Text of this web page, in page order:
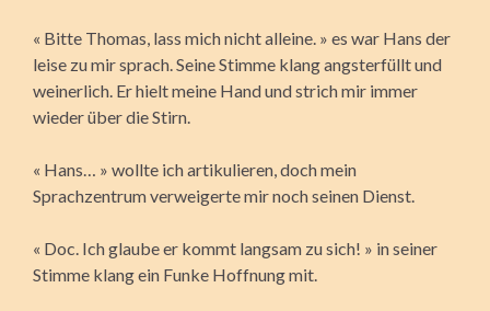
« Bitte Thomas, lass mich nicht alleine. » es war Hans der
leise zu mir sprach. Seine Stimme klang angsterfüllt und
weinerlich. Er hielt meine Hand und strich mir immer
wieder über die Stirn.
« Hans… » wollte ich artikulieren, doch mein
Sprachzentrum verweigerte mir noch seinen Dienst.
« Doc. Ich glaube er kommt langsam zu sich! » in seiner
Stimme klang ein Funke Hoffnung mit.